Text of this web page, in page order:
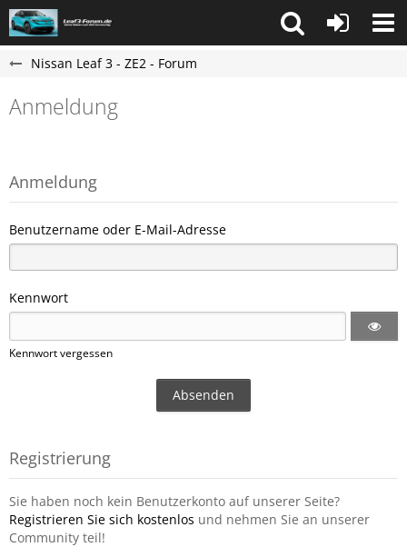
Nissan Leaf 3 - ZE2 - Forum
Anmeldung
Anmeldung
Benutzername oder E-Mail-Adresse
Kennwort
Kennwort vergessen
Registrierung
Sie haben noch kein Benutzerkonto auf unserer Seite?
Registrieren Sie sich kostenlos und nehmen Sie an unserer
Community teil!